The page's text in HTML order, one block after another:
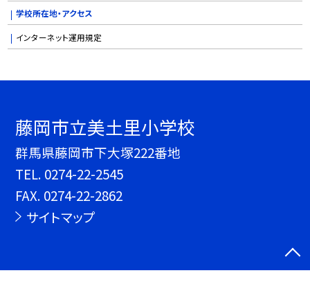
学校所在地・アクセス
インターネット運用規定
藤岡市立美土里小学校
群馬県藤岡市下大塚222番地
TEL. 0274-22-2545
FAX. 0274-22-2862
サイトマップ